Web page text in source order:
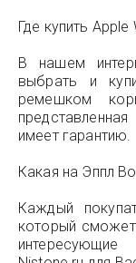
Где купить
В нашем
выбрать и
ремешком
имеет гарантию.
Какая на Эппл
Каждый
который